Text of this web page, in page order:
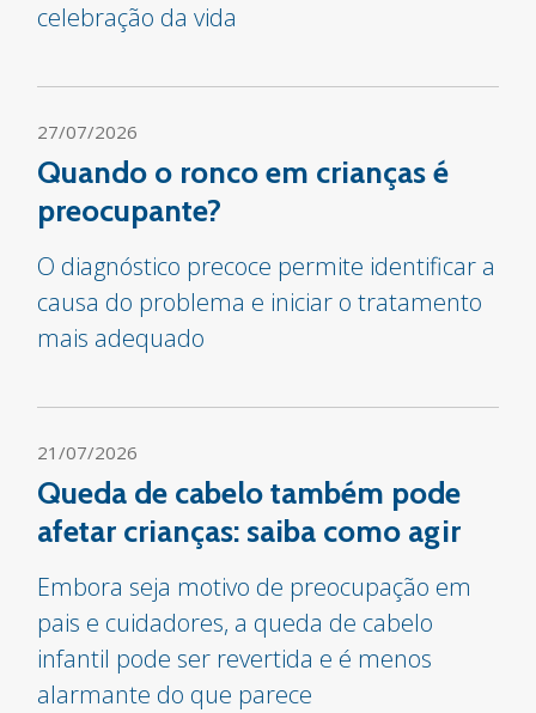
celebração da vida
27/07/2026
Quando o ronco em crianças é
preocupante?
O diagnóstico precoce permite identificar a
causa do problema e iniciar o tratamento
mais adequado
21/07/2026
Queda de cabelo também pode
afetar crianças: saiba como agir
Embora seja motivo de preocupação em
pais e cuidadores, a queda de cabelo
infantil pode ser revertida e é menos
alarmante do que parece